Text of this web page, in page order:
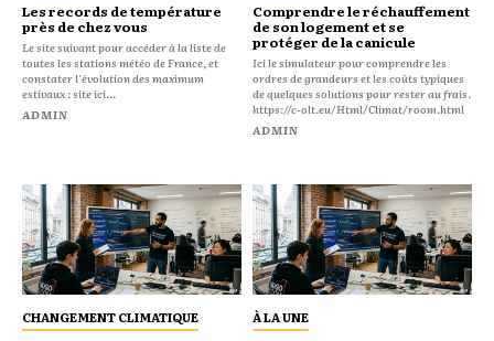
Les records de température
près de chez vous
Le site suivant pour accéder à la liste de
toutes les stations météo de France, et
constater l'évolution des maximum
estivaux : site ici...
ADMIN
Comprendre le réchauffement
de son logement et se
protéger de la canicule
Ici le simulateur pour comprendre les
ordres de grandeurs et les coûts typiques
de quelques solutions pour rester au frais.
https://c-olt.eu/Html/Climat/room.html
ADMIN
CHANGEMENT CLIMATIQUE À LA UNE